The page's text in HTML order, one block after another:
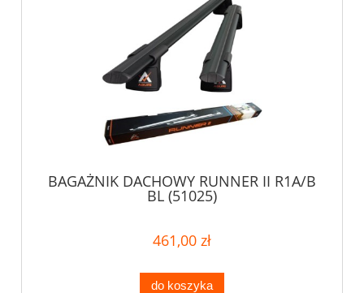
BAGAŻNIK DACHOWY RUNNER II R1A/B
BL (51025)
461,00 zł
do koszyka